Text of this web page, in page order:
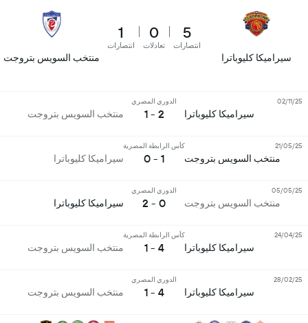
سيراميكا كليوباترا
5
انتصارات
0
تعادلات
1
انتصارات
منتخب السويس بتروجت
سيراميكا كليوباترا
الدوري المصري
2 - 1 منتخب السويس بتروجت
02/11/25
منتخب السويس بتروجت
كأس الرابطة المصرية
1 - 0 سيراميكا كليوباترا
21/05/25
منتخب السويس بتروجت
الدوري المصري
0 - 2 سيراميكا كليوباترا
05/05/25
سيراميكا كليوباترا
كأس الرابطة المصرية
4 - 1 منتخب السويس بتروجت
24/04/25
سيراميكا كليوباترا
الدوري المصري
4 - 1 منتخب السويس بتروجت
28/02/25